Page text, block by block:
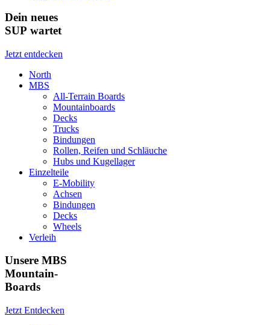
Dein neues
SUP wartet
Jetzt entdecken
North
MBS
All-Terrain Boards
Mountainboards
Decks
Trucks
Bindungen
Rollen, Reifen und Schläuche
Hubs und Kugellager
Einzelteile
E-Mobility
Achsen
Bindungen
Decks
Wheels
Verleih
Unsere MBS
Mountain-
Boards
Jetzt Entdecken